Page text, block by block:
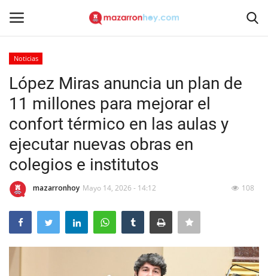
Inicio
Contacto
Noticias
Mazarrón Hoy
Entrevistas
Noticias
López Miras anuncia un plan de
11 millones para mejorar el
confort térmico en las aulas y
ejecutar nuevas obras en
colegios e institutos
mazarronhoy Mayo 14, 2026 - 14:12 108